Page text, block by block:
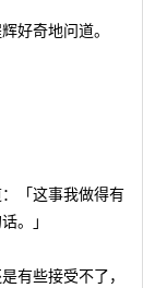
好奇地问道。
「这事我做得有
。」
有些接受不了，